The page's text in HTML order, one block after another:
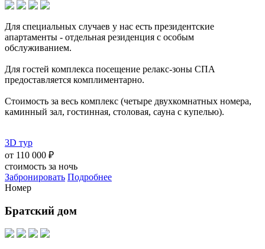
Для специальных случаев у нас есть президентские
апартаменты - отдельная резиденция с особым
обслуживанием.
Для гостей комплекса посещение релакс-зоны СПА
предоставляется комплиментарно.
Стоимость за весь комплекс (четыре двухкомнатных номера,
каминный зал, гостинная, столовая, сауна с купелью).
3D тур
от 110 000 ₽
стоимость за ночь
Забронировать Подробнее
Номер
Братский дом